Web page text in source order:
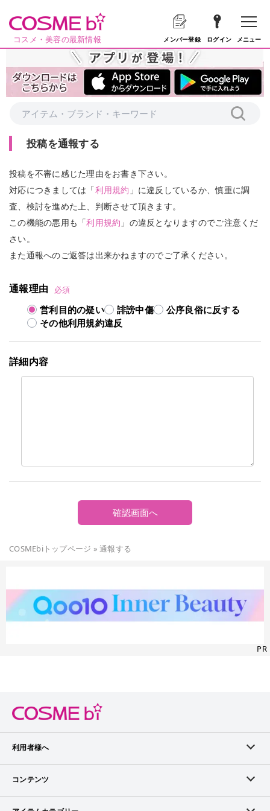
コスメ・美容の最新情報 メンバー登録 ログイン メニュー
投稿を通報する
投稿を不審に感じた理由をお書き下さい。
対応につきましては「利用規約 」に違反しているか、慎重に調
査、検討を進めた上、判断させて頂きます。
この機能の悪用も「利用規約 」の違反となりますのでご注意くだ
さい。
また通報へのご返答は出来かねますのでご了承ください。
通報理由 必須
営利目的の疑い 誹謗中傷
公序良俗に反する
その他利用規約違反
詳細内容
確認画面へ
COSMEbiトップページ »通報する
PR
利用者様へ
メンバーログイン
コンテンツ
ランキング